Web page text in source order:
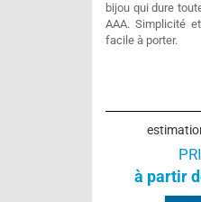
bijou qui dure
AAA. Simplicité
facile à porter.
à partir